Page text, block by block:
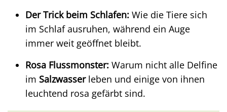
Der Trick beim Schlafen: Wie die Tiere sich
im Schlaf ausruhen, während ein Auge
immer weit geöffnet bleibt.
Rosa Flussmonster: Warum nicht alle Delfine
im Salzwasserleben und einige von ihnen
leuchtend rosa gefärbt sind.